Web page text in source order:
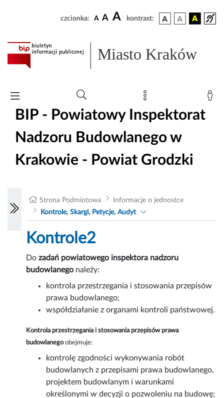
czcionka: A A A kontrast:
Miasto Kraków
BIP - Powiatowy Inspektorat
Nadzoru Budowlanego w
Krakowie - Powiat Grodzki
Strona Podmiotowa
Informacje o jednostce
Kontrole, Skargi, Petycje, Audyt
Kontrole2
Do zadań powiatowego inspektora nadzoru
budowlanego należy:
kontrola przestrzegania i stosowania przepisów
prawa budowlanego;
współdziałanie z organami kontroli państwowej.
Kontrola przestrzegania i stosowania przepisów prawa
budowlanegoobejmuje:
kontrolę zgodności wykonywania robót
budowlanych z przepisami prawa budowlanego,
projektem budowlanym i warunkami
określonymi w decyzji o pozwoleniu na budowę;